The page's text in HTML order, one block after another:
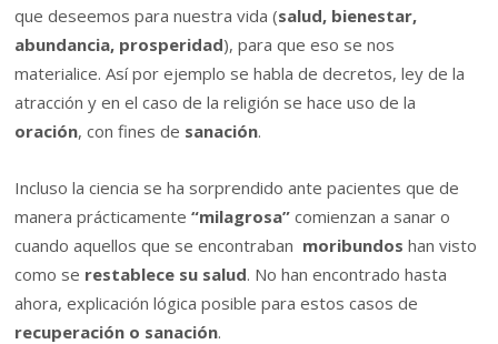
que deseemos para nuestra vida (salud, bienestar,
abundancia, prosperidad), para que eso se nos
materialice. Así por ejemplo se habla de decretos, ley de la
atracción y en el caso de la religión se hace uso de la
oración, con fines de sanación.
Incluso la ciencia se ha sorprendido ante pacientes que de
manera prácticamente“milagrosa” comienzan a sanar o
cuando aquellos que se encontraban moribundos han visto
como se restablece su salud. No han encontrado hasta
ahora, explicación lógica posible para estos casos de
recuperación o sanación.